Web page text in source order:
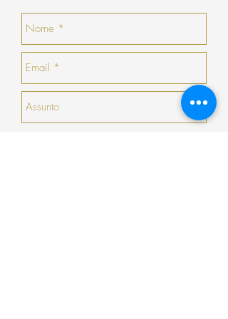
numerário.
haja nenhuma peça que goste, a COSY
emitirá um talão no valor da sua devolução
serão prorrogados).